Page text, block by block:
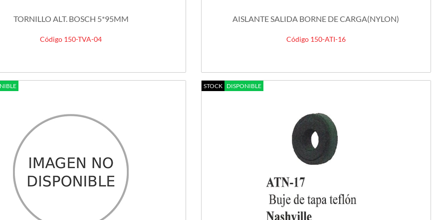
TORNILLO ALT. BOSCH 5*95MM
Código 150-TVA-04
AISLANTE SALIDA BORNE DE CARGA(NYLON)
Código 150-ATI-16
STOCK DISPONIBLE